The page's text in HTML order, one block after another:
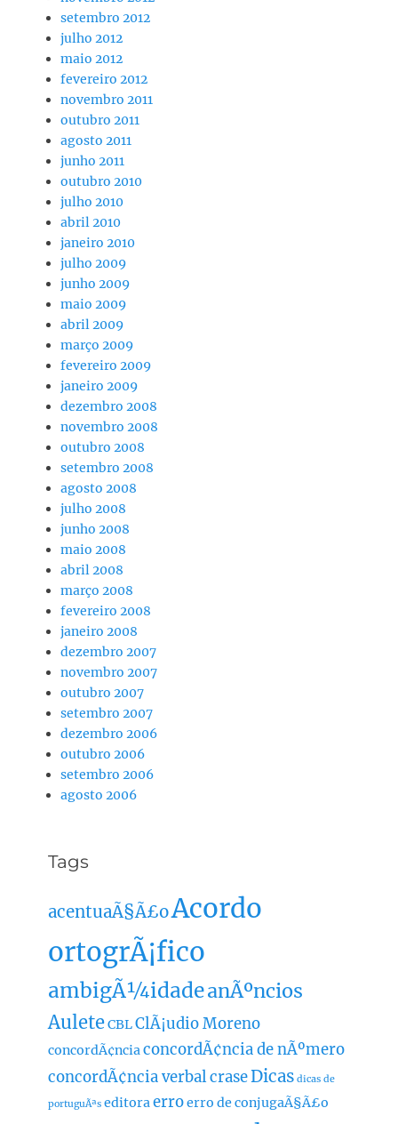
setembro 2012
julho 2012
maio 2012
fevereiro 2012
novembro 2011
outubro 2011
agosto 2011
junho 2011
outubro 2010
julho 2010
abril 2010
janeiro 2010
julho 2009
junho 2009
maio 2009
abril 2009
março 2009
fevereiro 2009
janeiro 2009
dezembro 2008
novembro 2008
outubro 2008
setembro 2008
agosto 2008
julho 2008
junho 2008
maio 2008
abril 2008
março 2008
fevereiro 2008
janeiro 2008
dezembro 2007
novembro 2007
outubro 2007
setembro 2007
dezembro 2006
outubro 2006
setembro 2006
agosto 2006
Tags
acentuaÃ§Ã£oAcordo
ortogrÃ¡fico
ambigÃ¼idadeanÃºncios
AuleteCBLClÃ¡udio Moreno
concordÃ¢nciaconcordÃ¢ncia de nÃºmero
concordÃ¢ncia verbalcraseDicas dicas de
portuguÃªs editoraerroerro de conjugaÃ§Ã£o